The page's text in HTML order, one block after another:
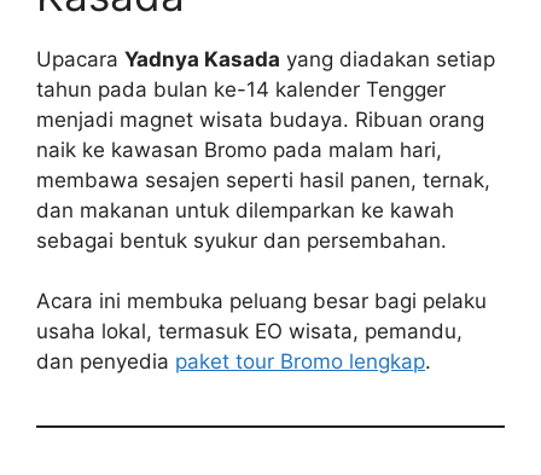
Upacara Yadnya Kasada yang diadakan setiap
tahun pada bulan ke-14 kalender Tengger
menjadi magnet wisata budaya. Ribuan orang
naik ke kawasan Bromo pada malam hari,
membawa sesajen seperti hasil panen, ternak,
dan makanan untuk dilemparkan ke kawah
sebagai bentuk syukur dan persembahan.
Acara ini membuka peluang besar bagi pelaku
usaha lokal, termasuk EO wisata, pemandu,
dan penyedia paket tour Bromo lengkap.